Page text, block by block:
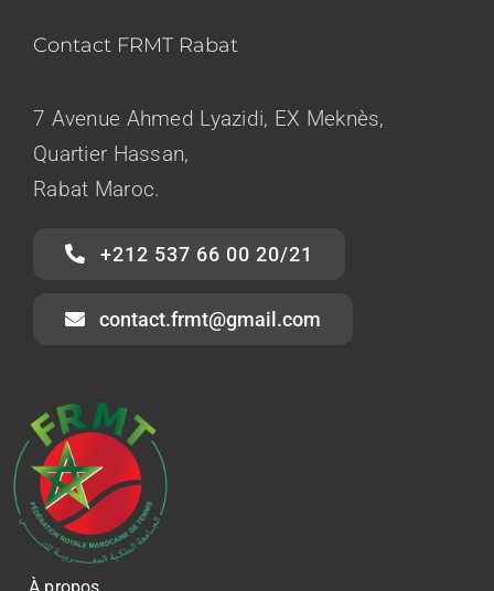
Contact FRMT Rabat
7 Avenue Ahmed Lyazidi, EX Meknès,
Quartier Hassan,
Rabat Maroc.
+212 537 66 00 20/21
contact.frmt@gmail.com
À propos